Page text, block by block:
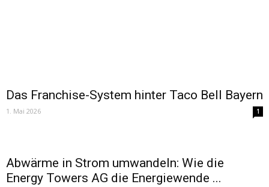
Das Franchise-System hinter Taco Bell Bayern
1. Mai 2026 1
Abwärme in Strom umwandeln: Wie die
Energy Towers AG die Energiewende ...